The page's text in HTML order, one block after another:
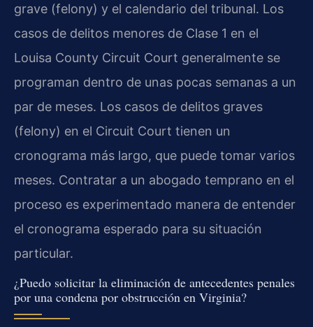
grave (felony) y el calendario del tribunal. Los
casos de delitos menores de Clase 1 en el
Louisa County Circuit Court generalmente se
programan dentro de unas pocas semanas a un
par de meses. Los casos de delitos graves
(felony) en el Circuit Court tienen un
cronograma más largo, que puede tomar varios
meses. Contratar a un abogado temprano en el
proceso es experimentado manera de entender
el cronograma esperado para su situación
particular.
¿Puedo solicitar la eliminación de antecedentes penales
por una condena por obstrucción en Virginia?